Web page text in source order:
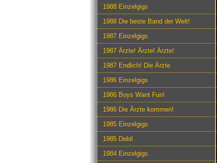
1988 Einzelgigs
1988 Die beste Band der Welt!
1987 Einzelgigs
1987 Ärzte! Ärzte! Ärzte!
1987 Endlich! Die Ärzte
1986 Einzelgigs
1986 Boys Want Fun!
1986 Die Ärzte kommen!
1985 Einzelgigs
1985 Debil
1984 Einzelgigs